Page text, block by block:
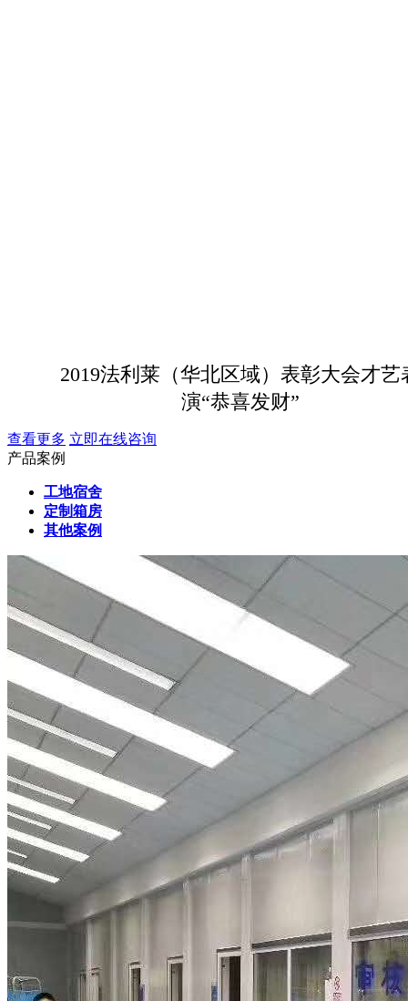
2019法利莱（华北区域）表彰大会才艺
演“恭喜发财”
查看更多 立即在线咨询
产品案例
工地宿舍
定制箱房
其他案例